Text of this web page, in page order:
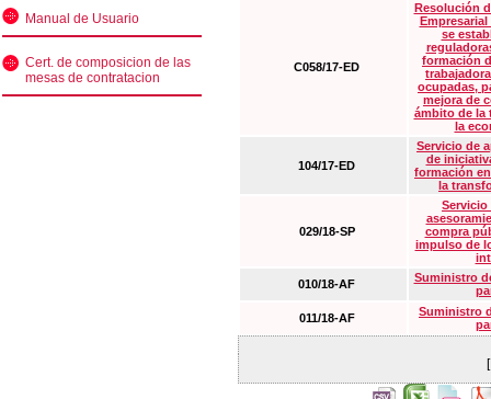
Manual de Usuario
Cert. de composicion de las
mesas de contratacion
C058/17-ED
Resolución
Empresarial
se
formación
ocupadas,
mejora de
ámbito de la
la
104/17-ED
Servicio de
de
formación
la
029/18-SP
Servicio
compra
impulso de
010/18-AF
Suministro
011/18-AF
Suministro